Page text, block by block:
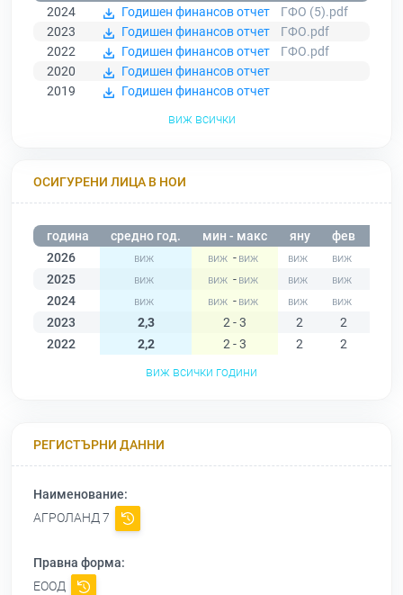
2024
Годишен финансов отчет
ГФО (5).pdf
2023
Годишен финансов отчет
ГФО.pdf
2022
Годишен финансов отчет
ГФО.pdf
2020
Годишен финансов отчет
2019
Годишен финансов отчет
виж всички
ОСИГУРЕНИ ЛИЦА В НОИ
година средно год. мин - макс яну фев
2026
-
2025
-
2024
-
2023
2,3 2 - 3 2 2
2022
2,2 2 - 3 2 2
виж всички години
РЕГИСТЪРНИ ДАННИ
Наименование:
АГРОЛАНД 7
Правна форма:
ЕООД